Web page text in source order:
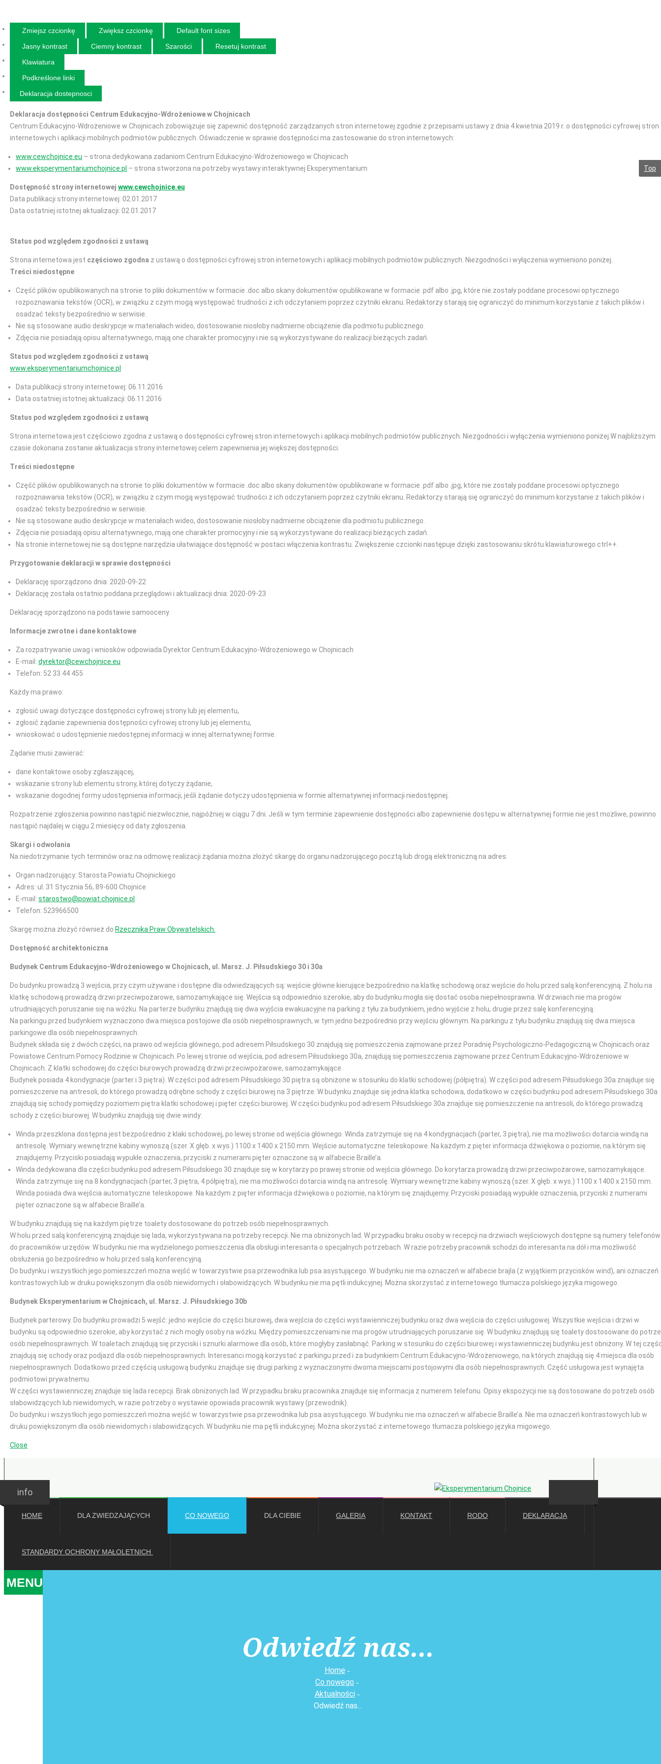
Zmiejsz czcionkę Zwiększ czcionkę
Default font sizes
Jasny kontrast
Ciemny kontrast Szarości
Resetuj kontrast
Klawiatura
Podkreślone linki
Deklaracja dostepnosci
Deklaracja dostępności Centrum Edukacyjno-Wdrożeniowe w Chojnicach
Centrum Edukacyjno-Wdrożeniowe w Chojnicach zobowiązuje się zapewnić dostępność zarządzanych stron internetowej zgodnie z przepisami ustawy z dnia 4 kwietnia 2019 r. o dostępności cyfrowej stron
internetowych i aplikacji mobilnych podmiotów publicznych. Oświadczenie w sprawie dostępności ma zastosowanie do stron internetowych:
www.cewchojnice.eu – strona dedykowana zadaniom Centrum Edukacyjno-Wdrożeniowego w Chojnicach
www.eksperymentariumchojnice.pl – strona stworzona na potrzeby wystawy interaktywnej Eksperymentarium
Dostępność strony internetowej www.cewchojnice.eu
Data publikacji strony internetowej: 02.01.2017
Data ostatniej istotnej aktualizacji: 02.01.2017
Status pod względem zgodności z ustawą
Strona internetowa jest częściowo zgodna z ustawą o dostępności cyfrowej stron internetowych i aplikacji mobilnych podmiotów publicznych. Niezgodności i wyłączenia wymieniono poniżej.
Treści niedostępne
Część plików opublikowanych na stronie to pliki dokumentów w formacie .doc albo skany dokumentów opublikowane w formacie .pdf albo .jpg, które nie zostały poddane procesowi optycznego
rozpoznawania tekstów (OCR), w związku z czym mogą występować trudności z ich odczytaniem poprzez czytniki ekranu. Redaktorzy starają się ograniczyć do minimum korzystanie z takich plików i
osadzać teksty bezpośrednio w serwisie.
Nie są stosowane audio deskrypcje w materiałach wideo, dostosowanie niosłoby nadmierne obciążenie dla podmiotu publicznego.
Zdjęcia nie posiadają opisu alternatywnego, mają one charakter promocyjny i nie są wykorzystywane do realizacji bieżących zadań.
Status pod względem zgodności z ustawą
www.eksperymentariumchojnice.pl
Data publikacji strony internetowej: 06.11.2016
Data ostatniej istotnej aktualizacji: 06.11.2016
Status pod względem zgodności z ustawą
Strona internetowa jest częściowo zgodna z ustawą o dostępności cyfrowej stron internetowych i aplikacji mobilnych podmiotów publicznych. Niezgodności i wyłączenia wymieniono poniżej.W najbliższym
czasie dokonana zostanie aktualizacja strony internetowej celem zapewnienia jej większej dostępności.
Treści niedostępne
Część plików opublikowanych na stronie to pliki dokumentów w formacie .doc albo skany dokumentów opublikowane w formacie .pdf albo .jpg, które nie zostały poddane procesowi optycznego
rozpoznawania tekstów (OCR), w związku z czym mogą występować trudności z ich odczytaniem poprzez czytniki ekranu. Redaktorzy starają się ograniczyć do minimum korzystanie z takich plików i
osadzać teksty bezpośrednio w serwisie.
Nie są stosowane audio deskrypcje w materiałach wideo, dostosowanie niosłoby nadmierne obciążenie dla podmiotu publicznego.
Zdjęcia nie posiadają opisu alternatywnego, mają one charakter promocyjny i nie są wykorzystywane do realizacji bieżących zadań.
Na stronie internetowej nie są dostępne narzędzia ułatwiające dostępność w postaci włączenia kontrastu. Zwiększenie czcionki następuje dzięki zastosowaniu skrótu klawiaturowego ctrl++.
Przygotowanie deklaracji w sprawie dostępności
Deklarację sporządzono dnia: 2020-09-22
Deklarację została ostatnio poddana przeglądowi i aktualizacji dnia: 2020-09-23
Deklarację sporządzono na podstawie samooceny.
Informacje zwrotne i dane kontaktowe
Za rozpatrywanie uwag i wniosków odpowiada Dyrektor Centrum Edukacyjno-Wdrożeniowego w Chojnicach
E-mail: dyrektor@cewchojnice.eu
Telefon: 52 33 44 455
Każdy ma prawo:
zgłosić uwagi dotyczące dostępności cyfrowej strony lub jej elementu,
zgłosić żądanie zapewnienia dostępności cyfrowej strony lub jej elementu,
wnioskować o udostępnienie niedostępnej informacji w innej alternatywnej formie.
Żądanie musi zawierać:
dane kontaktowe osoby zgłaszającej,
wskazanie strony lub elementu strony, której dotyczy żądanie,
wskazanie dogodnej formy udostępnienia informacji, jeśli żądanie dotyczy udostępnienia w formie alternatywnej informacji niedostępnej.
Rozpatrzenie zgłoszenia powinno nastąpić niezwłocznie, najpóźniej w ciągu 7 dni. Jeśli w tym terminie zapewnienie dostępności albo zapewnienie dostępu w alternatywnej formie nie jest możliwe, powinno
nastąpić najdalej w ciągu 2 miesięcy od daty zgłoszenia.
Skargi i odwołania
Na niedotrzymanie tych terminów oraz na odmowę realizacji żądania można złożyć skargę do organu nadzorującego pocztą lub drogą elektroniczną na adres:
Organ nadzorujący: Starosta Powiatu Chojnickiego
Adres: ul. 31 Stycznia 56, 89-600 Chojnice
E-mail: starostwo@powiat.chojnice.pl
Telefon: 523966500
Skargę można złożyć również do Rzecznika Praw Obywatelskich.
Dostępność architektoniczna
Budynek Centrum Edukacyjno-Wdrożeniowego w Chojnicach, ul. Marsz. J. Piłsudskiego 30 i 30a
Do budynku prowadzą 3 wejścia, przy czym używane i dostępne dla odwiedzających są: wejście główne kierujące bezpośrednio na klatkę schodową oraz wejście do holu przed salą konferencyjną. Z holu na
klatkę schodową prowadzą drzwi przeciwpożarowe, samozamykające się. Wejścia są odpowiednio szerokie, aby do budynku mogła się dostać osoba niepełnosprawna. W drzwiach nie ma progów
utrudniających poruszanie się na wózku. Na parterze budynku znajdują się dwa wyjścia ewakuacyjne na parking z tyłu za budynkiem, jedno wyjście z holu, drugie przez salę konferencyjną.
Na parkingu przed budynkiem wyznaczono dwa miejsca postojowe dla osób niepełnosprawnych, w tym jedno bezpośrednio przy wejściu głównym. Na parkingu z tyłu budynku znajdują się dwa miejsca
parkingowe dla osób niepełnosprawnych.
Budynek składa się z dwóch części, na prawo od wejścia głównego, pod adresem Piłsudskiego 30 znajdują się pomieszczenia zajmowane przez Poradnię Psychologiczno-Pedagogiczną w Chojnicach oraz
Powiatowe Centrum Pomocy Rodzinie w Chojnicach. Po lewej stronie od wejścia, pod adresem Piłsudskiego 30a, znajdują się pomieszczenia zajmowane przez Centrum Edukacyjno-Wdrożeniowe w
Chojnicach. Z klatki schodowej do części biurowych prowadzą drzwi przeciwpożarowe, samozamykające.
Budynek posiada 4 kondygnacje (parter i 3 piętra). W części pod adresem Piłsudskiego 30 piętra są obniżone w stosunku do klatki schodowej (półpiętra). W części pod adresem Piłsudskiego 30a znajduje się
pomieszczenie na antresoli, do którego prowadzą odrębne schody z części biurowej na 3 piętrze. W budynku znajduje się jedna klatka schodowa, dodatkowo w części budynku pod adresem Piłsudskiego 30a
znajdują się schody pomiędzy poziomem piętra klatki schodowej i pięter części biurowej. W części budynku pod adresem Piłsudskiego 30a znajduje się pomieszczenie na antresoli, do którego prowadzą
schody z części biurowej. W budynku znajdują się dwie windy:
Winda przeszklona dostępna jest bezpośrednio z klaki schodowej, po lewej stronie od wejścia głównego. Winda zatrzymuje się na 4 kondygnacjach (parter, 3 piętra), nie ma możliwości dotarcia windą na
antresolę. Wymiary wewnętrzne kabiny wynoszą (szer. X głęb. x wys.) 1100 x 1400 x 2150 mm. Wejście automatyczne teleskopowe. Na każdym z pięter informacja dźwiękowa o poziomie, na którym się
znajdujemy. Przyciski posiadają wypukłe oznaczenia, przyciski z numerami pięter oznaczone są w alfabecie Braille’a.
Winda dedykowana dla części budynku pod adresem Piłsudskiego 30 znajduje się w korytarzy po prawej stronie od wejścia głównego. Do korytarza prowadzą drzwi przeciwpożarowe, samozamykające.
Winda zatrzymuje się na 8 kondygnacjach (parter, 3 piętra, 4 półpiętra), nie ma możliwości dotarcia windą na antresolę. Wymiary wewnętrzne kabiny wynoszą (szer. X głęb. x wys.) 1100 x 1400 x 2150 mm.
Winda posiada dwa wejścia automatyczne teleskopowe. Na każdym z pięter informacja dźwiękowa o poziomie, na którym się znajdujemy. Przyciski posiadają wypukłe oznaczenia, przyciski z numerami
pięter oznaczone są w alfabecie Braille’a.
W budynku znajdują się na każdym piętrze toalety dostosowane do potrzeb osób niepełnosprawnych.
W holu przed salą konferencyjną znajduje się lada, wykorzystywana na potrzeby recepcji. Nie ma obniżonych lad. W przypadku braku osoby w recepcji na drzwiach wejściowych dostępne są numery telefonów
do pracowników urzędów. W budynku nie ma wydzielonego pomieszczenia dla obsługi interesanta o specjalnych potrzebach. W razie potrzeby pracownik schodzi do interesanta na dół i ma możliwość
obsłużenia go bezpośrednio w holu przed salą konferencyjną.
Do budynku i wszystkich jego pomieszczeń można wejść w towarzystwie psa przewodnika lub psa asystującego. W budynku nie ma oznaczeń w alfabecie brajla (z wyjątkiem przycisków wind), ani oznaczeń
kontrastowych lub w druku powiększonym dla osób niewidomych i słabowidzących. W budynku nie ma pętli indukcyjnej. Można skorzystać z internetowego tłumacza polskiego języka migowego.
Budynek Eksperymentarium w Chojnicach, ul. Marsz. J. Piłsudskiego 30b
Budynek parterowy. Do budynku prowadzi 5 wejść: jedno wejście do części biurowej, dwa wejścia do części wystawienniczej budynku oraz dwa wejścia do części usługowej. Wszystkie wejścia i drzwi w
budynku są odpowiednio szerokie, aby korzystać z nich mogły osoby na wózku. Między pomieszczeniami nie ma progów utrudniających poruszanie się. W budynku znajdują się toalety dostosowane do
osób niepełnosprawnych. W toaletach znajdują się przyciski i sznurki alarmowe dla osób, które mogłyby zasłabnąć. Parking w stosunku do części biurowej i wystawienniczej budynku jest obniżony. W tej
znajdują się schody oraz podjazd dla osób niepełnosprawnych. Interesanci mogą korzystać z parkingu przed i za budynkiem Centrum Edukacyjno-Wdrożeniowego, na których znajdują się 4 miejsca dla osób
niepełnosprawnych. Dodatkowo przed częścią usługową budynku znajduje się drugi parking z wyznaczonymi dwoma miejscami postojowymi dla osób niepełnosprawnych. Część usługowa jest wynajęta
podmiotowi prywatnemu.
W części wystawienniczej znajduje się lada recepcji. Brak obniżonych lad. W przypadku braku pracownika znajduje się informacja z numerem telefonu. Opisy ekspozycji nie są dostosowane do potrzeb osób
słabowidzących lub niewidomych, w razie potrzeby o wystawie opowiada pracownik wystawy (przewodnik).
Do budynku i wszystkich jego pomieszczeń można wejść w towarzystwie psa przewodnika lub psa asystującego. W budynku nie ma oznaczeń w alfabecie Braille’a. Nie ma oznaczeń kontrastowych lub w
druku powiększonym dla osób niewidomych i słabowidzących. W budynku nie ma pętli indukcyjnej. Można skorzystać z internetowego tłumacza polskiego języka migowego.
Close
info
HOME DLA ZWIEDZAJĄCYCH CO NOWEGO DLA CIEBIE GALERIA KONTAKT RODO DEKLARACJA
STANDARDY OCHRONY MAŁOLETNICH
MENU
Odwiedź nas...
Home
Co nowego
Aktualności
Odwiedź nas...
Top